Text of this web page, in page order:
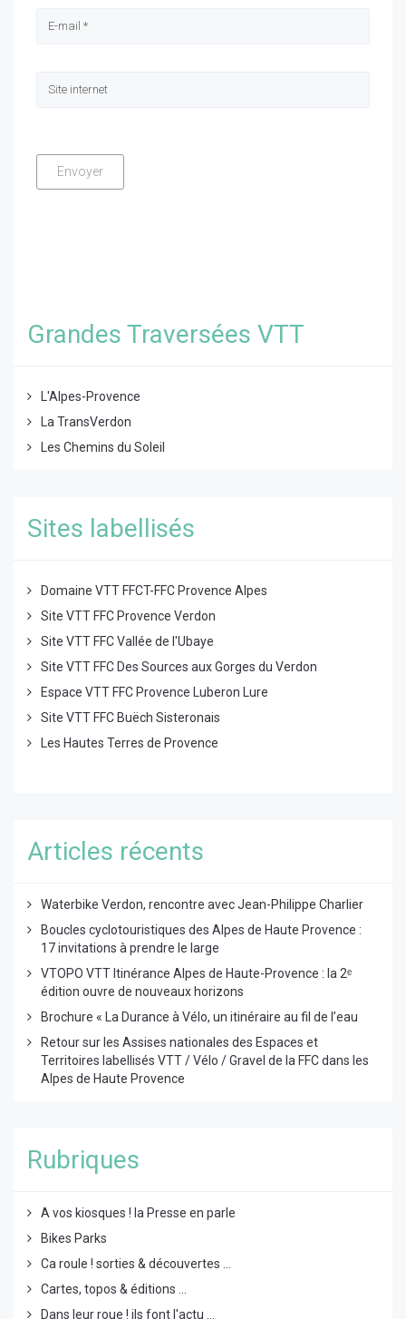
Grandes Traversées VTT
L'Alpes-Provence
La TransVerdon
Les Chemins du Soleil
Sites labellisés
Domaine VTT FFCT-FFC Provence Alpes
Site VTT FFC Provence Verdon
Site VTT FFC Vallée de l'Ubaye
Site VTT FFC Des Sources aux Gorges du Verdon
Espace VTT FFC Provence Luberon Lure
Site VTT FFC Buëch Sisteronais
Les Hautes Terres de Provence
Articles récents
Waterbike Verdon, rencontre avec Jean-Philippe Charlier
Boucles cyclotouristiques des Alpes de Haute Provence :
17 invitations à prendre le large
VTOPO VTT Itinérance Alpes de Haute-Provence : la 2ᵉ
édition ouvre de nouveaux horizons
Brochure « La Durance à Vélo, un itinéraire au fil de l’eau
Retour sur les Assises nationales des Espaces et
Territoires labellisés VTT / Vélo / Gravel de la FFC dans les
Alpes de Haute Provence
Rubriques
A vos kiosques ! la Presse en parle
Bikes Parks
Ca roule ! sorties & découvertes ...
Cartes, topos & éditions ...
Dans leur roue ! ils font l'actu ...